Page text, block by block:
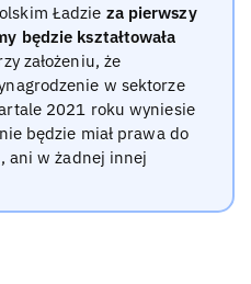
Ładzie za pierwszy
będzie kształtowała
założeniu, że
w sektorze
2021 roku wyniesie
będzie miał prawa do
ani w żadnej innej